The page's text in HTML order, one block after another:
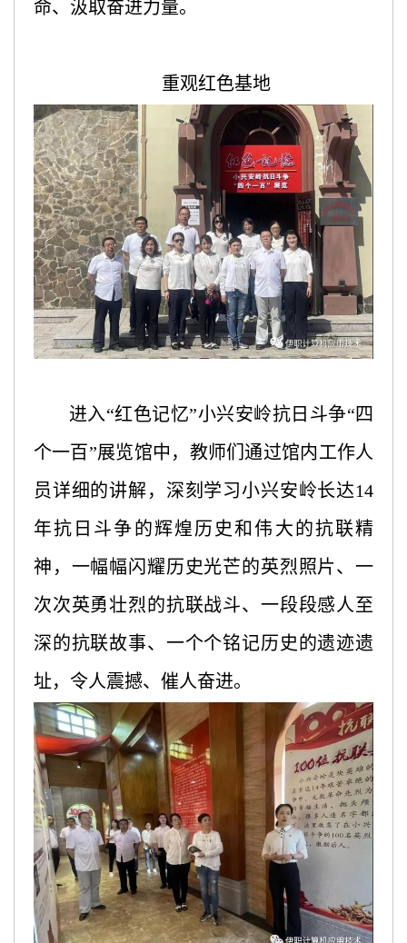
命、汲取奋进力量。
重观红色基地
进入“红色记忆”小兴安岭抗日斗争“四
个一百”展览馆中，教师们通过馆内工作人
员详细的讲解，深刻学习小兴安岭长达14
年抗日斗争的辉煌历史和伟大的抗联精
神，一幅幅闪耀历史光芒的英烈照片、一
次次英勇壮烈的抗联战斗、一段段感人至
深的抗联故事、一个个铭记历史的遗迹遗
址，令人震撼、催人奋进。